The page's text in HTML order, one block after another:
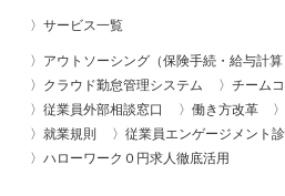
サービス一覧
アウトソーシング（保険手続・給与計算
クラウド勤怠管理システム
チーム
従業員外部相談窓口
働き方改革
就業規則
従業員エンゲージメント
ハローワーク０円求人徹底活用